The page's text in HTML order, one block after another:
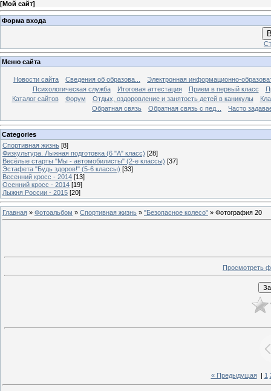
[Мой сайт]
Форма входа
Меню сайта
Новости сайта Сведения об образова...
Электронная информационно-
Психологическая служба
Итоговая аттестация Прием в первый класс
Каталог сайтов
Форум Отдых, оздоровление и занятость детей в каникулы
Обратная связь
Обратная связь с пед... Часто
Categories
Спортивная жизнь [8]
Физкультура. Лыжная подготовка (6 "А" класс) [28]
Весёлые старты "Мы - автомобилисты" (2-е классы) [37]
Эстафета "Будь здоров!" (5-6 классы) [33]
Весенний кросс - 2014 [13]
Осенний кросс - 2014 [19]
Лыжня России - 2015 [20]
Главная » Фотоальбом » Спортивная жизнь » "Безопасное колесо" » Фотография 20
Просмотреть
« Предыдущая| 1